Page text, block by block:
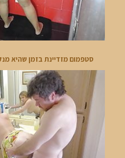
סטפמום מזדיינת בזמן שהיא